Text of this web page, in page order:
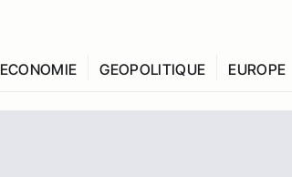
ECONOMIE GEOPOLITIQUE EUROPE